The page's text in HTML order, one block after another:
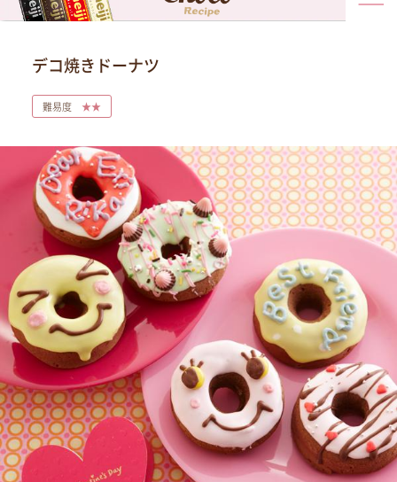
デコ焼きドーナツ
難易度 ★★